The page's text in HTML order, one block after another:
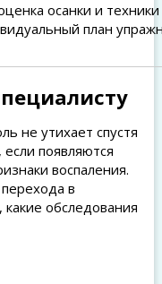
осанки и техники
план
не утихает спустя
появляются
воспаления.
в
обследования